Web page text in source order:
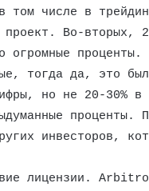
том числе в
проект. Во-вторых,
огромные проценты.
тогда да, это
но не 20-30% в
проценты.
инвесторов,
лицензии.